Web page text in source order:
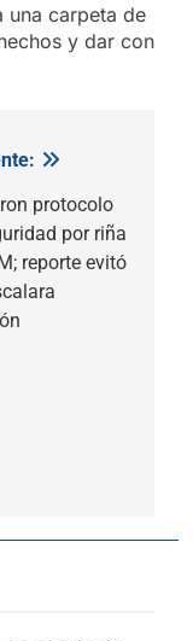
una carpeta de
y dar con
protocolo
por riña
reporte evitó